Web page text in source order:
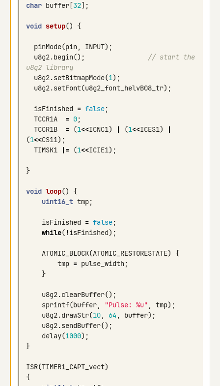
char buffer [32];
void setup() {
pinMode(pin INPUT);
u8g2.begin();
// start the
u8g2 library
u8g2.setBitmapMode(1);
u8g2.setFont(u8g2_font_helvB08_tr);
isFinished = false;
TCCR1A
= 0;
TCCR1B
= (1<<ICNC1) | (1<<ICES1)
|
(1<<CS11);
TIMSK1
|= (1<<ICIE1);
}
void loop()
{
uint16_t tmp;
isFinished = false;
while( !isFinished);
ATOMIC_BLOCK(ATOMIC_RESTORESTATE)
{
tmp = pulse_width;
}
u8g2.clearBuffer();
sprintf(buffer "Pulse: %u" tmp);
u8g2.drawStr(10 64 buffer);
u8g2.sendBuffer();
delay(1000);
}
ISR(TIMER1_CAPT_vect)
{